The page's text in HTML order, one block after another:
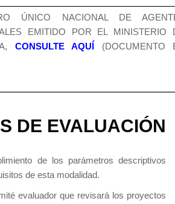
ÚNICO NACIONAL DE
EMITIDO POR EL MINISTERIO
CONSULTE AQUÍ (DOCUMENTO
DE EVALUACIÓN
de los parámetros descriptivos
de esta modalidad.
evaluador que revisará los proyectos